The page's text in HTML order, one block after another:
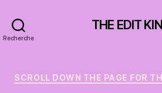
Recherche
THE EDIT
SCROLL DOWN THE PAGE FOR